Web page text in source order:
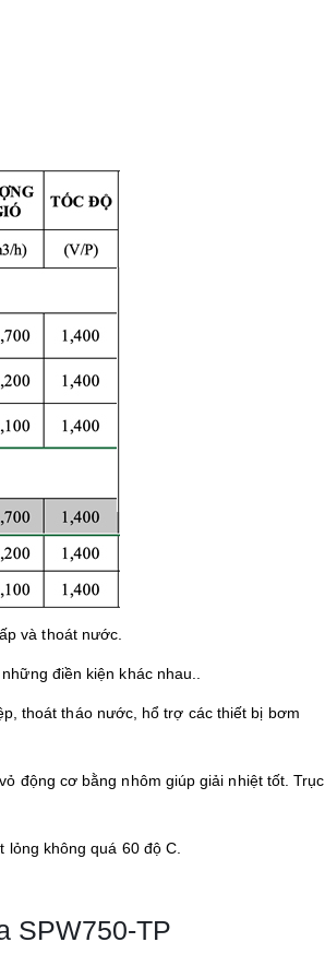
và thoát nước.
điền kiện khác nhau..
thoát tháo nước, hổ trợ các thiết bị bơm
động cơ bằng nhôm giúp giải nhiệt tốt. Trục
lỏng không quá 60 độ C.
SPW750-TP